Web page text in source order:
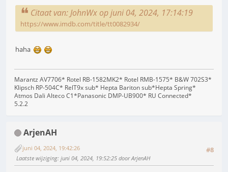
Citaat van: JohnWx op juni 04, 2024, 17:14:19
https://www.imdb.com/title/tt0082934/
haha
Marantz AV7706* Rotel RB-1582MK2* Rotel RMB-1575* B&W 702S3*
Klipsch RP-504C* RelT9x sub* Hepta Bariton sub*Hepta Spring*
Atmos Dali Alteco C1*Panasonic DMP-UB900* RU Connected*
5.2.2
ArjenAH
#8
juni 04, 2024, 19:42:26
Laatste wijziging: juni 04, 2024, 19:52:25 door ArjenAH